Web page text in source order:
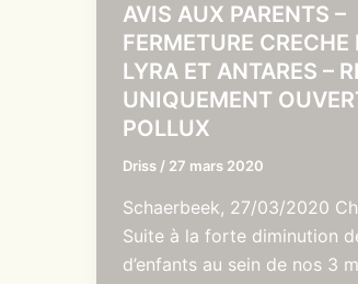
AVIS AUX PARENTS –
FERMETURE CRECHE
LYRA ET ANTARES –
UNIQUEMENT
POLLUX
Driss / 27 mars 2020
Schaerbeek, 27/03/2020
Suite à la forte diminution
d’enfants au sein de nos 3